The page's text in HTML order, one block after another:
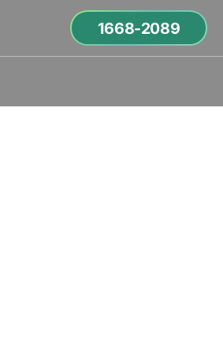
1668-2089